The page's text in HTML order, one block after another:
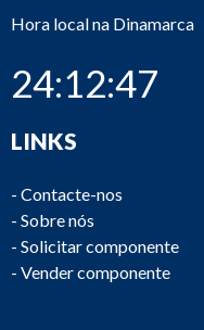
Hora local na Dinamarca
24:12:47
LINKS
- Contacte-nos
- Sobre nós
- Solicitar componente
- Vender componente